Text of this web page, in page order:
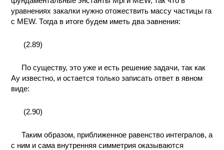
КОНТАКТЫ
уравнениях закалки нужно отожествить массу частицы га
с MEW. Тогда в итоге будем иметь два эавнения:
(2.89)
По существу, это уже и есть решение задачи, так как
Ay известно, и остается только записать ответ в явном
виде:
(2.90)
Таким образом, приближенное равенство интегралов, а
с ним и сама внутренняя симметрия оказываются